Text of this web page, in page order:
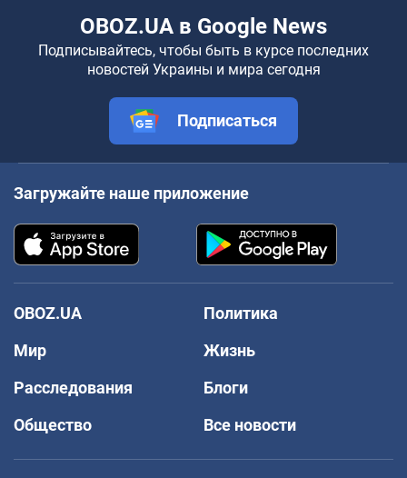
OBOZ.UA в Google News
Подписывайтесь, чтобы быть в курсе последних
новостей Украины и мира сегодня
Подписаться
Загружайте наше приложение
OBOZ.UA
Политика
Мир
Жизнь
Расследования
Блоги
Общество
Все новости